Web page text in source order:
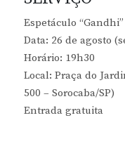
Espetáculo “Gandhi”
Data: 26 de agosto
Horário: 19h30
Local: Praça do
500 – Sorocaba/SP)
Entrada gratuita